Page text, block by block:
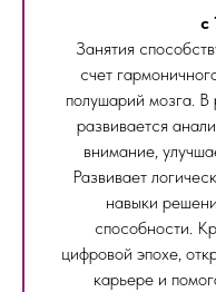
c
Занятия
счет
полушарий мозга. В
развивается
внимание,
Развивает
навыки
способности.
цифровой эпохе,
карьере и